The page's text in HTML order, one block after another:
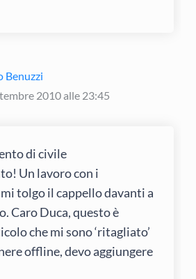
Benuzzi
2010 alle 23:45
di civile
Un lavoro con i
tolgo il cappello davanti a
Caro Duca, questo è
che mi sono ‘ritagliato’
offline, devo aggiungere